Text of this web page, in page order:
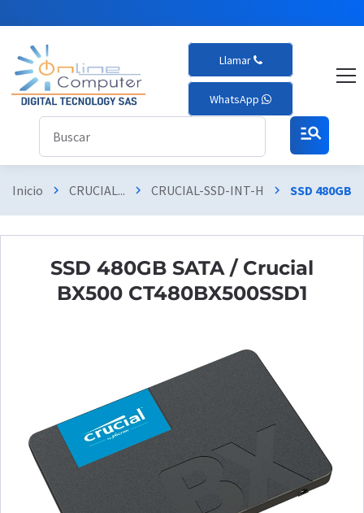
Llamar
WhatsApp
manage_search
Inicio chevron_right CRUCIAL... chevron_right CRUCIAL-SSD-INT-H chevron_right SSD 480GB
SSD 480GB SATA / Crucial
BX500 CT480BX500SSD1